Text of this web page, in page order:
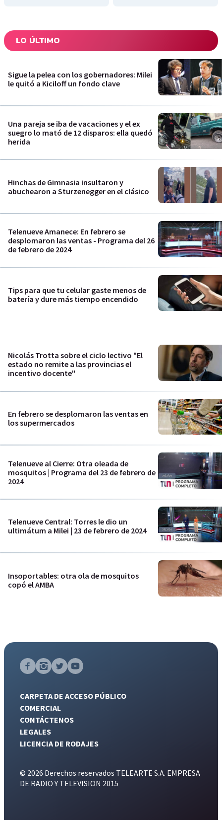
LO ÚLTIMO
Sigue la pelea con los gobernadores: Milei
le quitó a Kiciloff un fondo clave
Una pareja se iba de vacaciones y el ex
suegro lo mató de 12 disparos: ella quedó
herida
Hinchas de Gimnasia insultaron y
abuchearon a Sturzenegger en el clásico
Telenueve Amanece: En febrero se
desplomaron las ventas - Programa del 26
de febrero de 2024
Tips para que tu celular gaste menos de
batería y dure más tiempo encendido
Nicolás Trotta sobre el ciclo lectivo "El
estado no remite a las provincias el
incentivo docente"
En febrero se desplomaron las ventas en
los supermercados
Telenueve al Cierre: Otra oleada de
mosquitos | Programa del 23 de febrero de
2024
Telenueve Central: Torres le dio un
ultimátum a Milei | 23 de febrero de 2024
Insoportables: otra ola de mosquitos
copó el AMBA
CARPETA DE ACCESO PÚBLICO
COMERCIAL
CONTÁCTENOS
LEGALES
LICENCIA DE RODAJES
© 2026 Derechos reservados TELEARTE S.A. EMPRESA
DE RADIO Y TELEVISION 2015